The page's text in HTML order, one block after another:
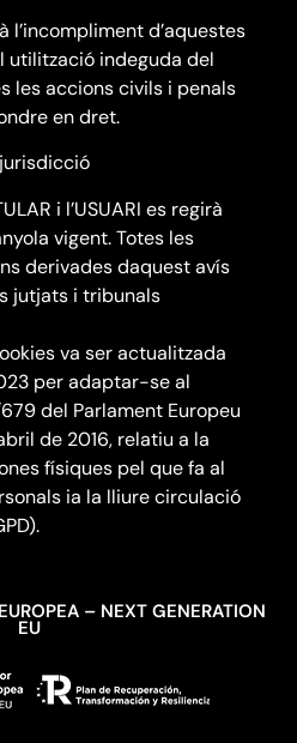
l’incompliment d’aquestes
utilització indeguda del
les accions civils i penals
en dret.
i l’USUARI es regirà
vigent. Totes les
derivades daquest avís
jutjats i tribunals
va ser actualitzada
per adaptar-se al
del Parlament Europeu
de 2016, relatiu a la
físiques pel que fa al
ia la lliure circulació
– NEXT GENERATION
EU